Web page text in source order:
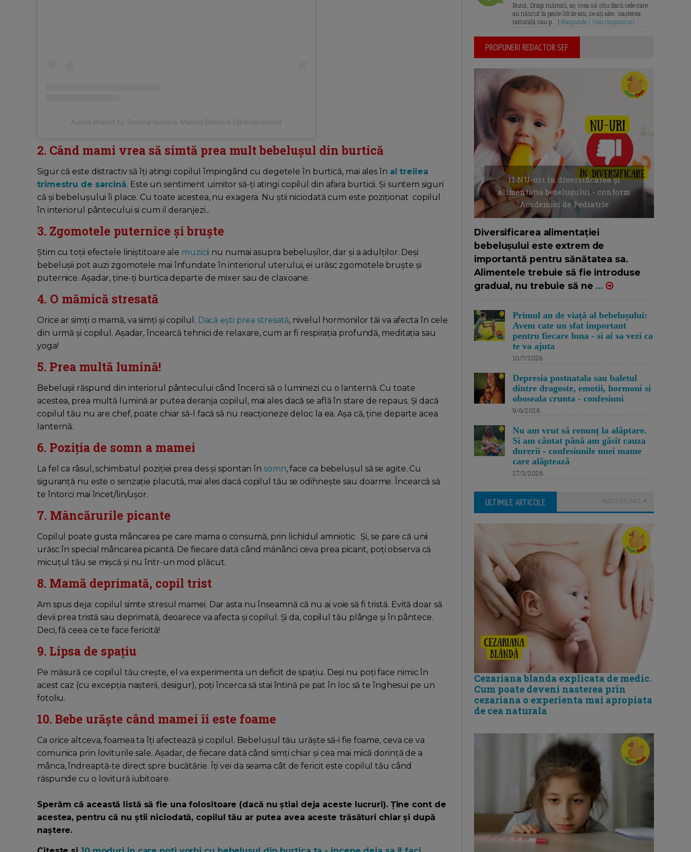
A post shared by Sarcina Nastere Mamici Bebelus (@desprecopii)
2. Când mami vrea să simtă prea mult bebelușul din burtică
Sigur că este distractiv să îți atingi copilul împingând cu degetele în burtică, mai ales în al treilea
trimestru de sarcină. Este un sentiment uimitor să-ți atingi copilul din afara burticii. Și suntem siguri
că și bebelușului îi place. Cu toate acestea, nu exagera. Nu știi niciodată cum este poziționat copilul
în interiorul pântecului si cum il deranjezi...
3. Zgomotele puternice și bruște
Știm cu toții efectele liniștitoare ale muzicii nu numai asupra bebelușilor, dar și a adulților. Deși
bebelușii pot auzi zgomotele mai înfundate în interiorul uterului, ei urăsc zgomotele bruște și
puternice. Așadar, ține-ți burtica departe de mixer sau de claxoane.
4. O mămică stresată
Orice ar simți o mamă, va simți și copilul. Dacă ești prea stresată, nivelul hormonilor tăi va afecta în cele
din urmă și copilul. Așadar, încearcă tehnici de relaxare, cum ar fi respirația profundă, meditația sau
yoga!
5. Prea multă lumină!
Bebelușii răspund din interiorul pântecului când încerci să o luminezi cu o lanternă. Cu toate
acestea, prea multă lumină ar putea deranja copilul, mai ales dacă se află în stare de repaus. Și dacă
copilul tău nu are chef, poate chiar să-l facă să nu reacționeze deloc la ea. Așa că, ține departe acea
lanternă.
6. Poziția de somn a mamei
La fel ca râsul, schimbatul poziției prea des și spontan în somn, face ca bebelușul să se agite. Cu
siguranță nu este o senzație placută, mai ales dacă copilul tău se odihnește sau doarme. Încearcă să
te întorci mai încet/lin/ușor.
7. Mâncărurile picante
Copilul poate gusta mâncarea pe care mama o consumă, prin lichidul amniotic . Și, se pare că unii
urăsc în special mâncarea picantă. De fiecare dată când mănânci ceva prea picant, poți observa că
micuțul tău se mișcă și nu într-un mod plăcut.
8. Mamă deprimată, copil trist
Am spus deja: copilul simte stresul mamei. Dar asta nu înseamnă că nu ai voie să fi tristă. Evită doar să
devii prea tristă sau deprimată, deoarece va afecta și copilul. Și da, copilul tău plânge și în pântece.
Deci, fă ceea ce te face fericită!
9. Lipsa de spațiu
Pe măsură ce copilul tău crește, el va experimenta un deficit de spațiu. Deși nu poți face nimic în
acest caz (cu excepția nașterii, desigur), poți încerca să stai întină pe pat în loc să te înghesui pe un
fotoliu.
10. Bebe urăște când mamei îi este foame
Ca orice altceva, foamea ta îți afectează și copilul. Bebelușul tău urăște să-i fie foame, ceva ce va
comunica prin loviturile sale. Așadar, de fiecare dată când simți chiar și cea mai mică dorință de a
mânca, îndreaptă-te direct spre bucătărie. Îți vei da seama cât de fericit este copilul tău când
răspunde cu o lovitură iubitoare.
Sperăm că această listă să fie una folositoare (dacă nu știai deja aceste lucruri). Ține cont de
acestea, pentru că nu știi niciodată, copilul tău ar putea avea aceste trăsături chiar și după
naștere.
Bună, Dragi mămici, aș vrea să știu dacă cele care
au născut la peste 38 de ani, ce ați ales: nașterea
naturală sau p... | Raspunde | Vezi raspunsuri
PROPUNERI REDACTOR SEF
11 NU-uri in diversificarea și
alimentația bebelușului - conform
Academiei de Pediatrie
Diversificarea alimentației
bebelușului este extrem de
importantă pentru sănătatea sa.
Alimentele trebuie să fie introduse
gradual, nu trebuie să ne ...
Primul an de viață al bebelușului:
Avem cate un sfat important
pentru fiecare luna - si ai sa vezi ca
te va ajuta
10/7/2026
Depresia postnatala sau baletul
dintre dragoste, emotii, hormoni si
oboseala crunta - confesiuni
9/6/2026
Nu am vrut să renunț la alăptare.
Si am căutat până am găsit cauza
durerii - confesiunile unei mame
care alăptează
27/3/2026
ULTIMILE ARTICOLE NOUTATI AICI
Cezariana blanda explicata de medic.
Cum poate deveni nasterea prin
cezariana o experienta mai apropiata
de cea naturala